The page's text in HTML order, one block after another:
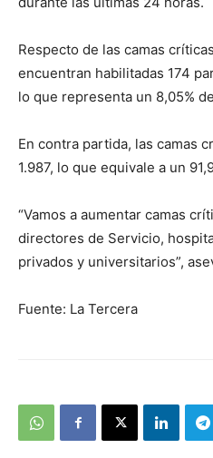
Respecto de las camas
encuentran habilitadas 174
lo que representa un 8,05%
En contra partida, las camas
1.987, lo que equivale a un
“Vamos a aumentar camas
directores de Servicio,
privados y universitarios”,
Fuente: La Tercera